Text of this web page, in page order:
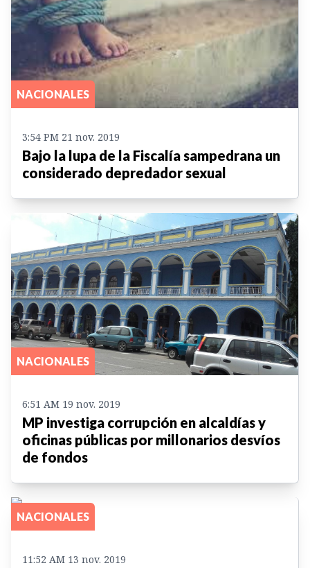
NACIONALES
3:54 PM 21 nov. 2019
Bajo la lupa de la Fiscalía sampedrana un
considerado depredador sexual
NACIONALES
6:51 AM 19 nov. 2019
MP investiga corrupción en alcaldías y
oficinas públicas por millonarios desvíos
de fondos
NACIONALES
11:52 AM 13 nov. 2019